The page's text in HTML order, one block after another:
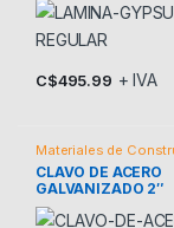
C$495.99 + IVA
Materiales de
CLAVO DE ACERO
GALVANIZADO 2″